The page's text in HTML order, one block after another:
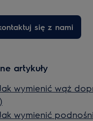
się z nami
artykuły
wymienić wąż
wymienić